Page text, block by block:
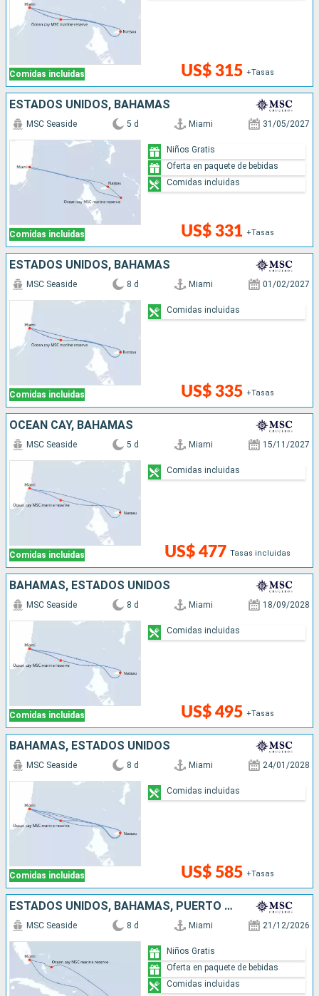
Comidas incluidas US$ 315 +Tasas
ESTADOS UNIDOS, BAHAMAS
Comidas incluidas
MSC Seaside 5 d Miami 31/05/2027
US$ 331 +Tasas
Niños Gratis
Oferta en paquete de bebidas
Comidas incluidas
ESTADOS UNIDOS, BAHAMAS
Comidas incluidas
MSC Seaside 8 d Miami 01/02/2027
US$ 335 +Tasas
Comidas incluidas
OCEAN CAY, BAHAMAS
Comidas incluidas
MSC Seaside 5 d Miami 15/11/2027
US$ 477 Tasas incluidas
Comidas incluidas
BAHAMAS, ESTADOS UNIDOS
Comidas incluidas
MSC Seaside 8 d Miami 18/09/2028
US$ 495 +Tasas
Comidas incluidas
BAHAMAS, ESTADOS UNIDOS
Comidas incluidas
MSC Seaside 8 d Miami 24/01/2028
US$ 585 +Tasas
Comidas incluidas
ESTADOS UNIDOS, BAHAMAS, PUERTO RICO, REPÚBLICA DOMINICANA
MSC Seaside 8 d Miami 21/12/2026
Niños Gratis
Oferta en paquete de bebidas
Comidas incluidas